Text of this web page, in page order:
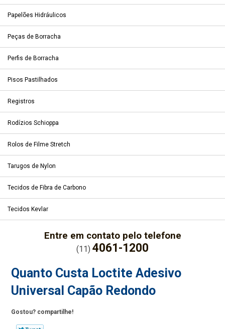
Papelões Hidráulicos
Peças de Borracha
Perfis de Borracha
Pisos Pastilhados
Registros
Rodízios Schioppa
Rolos de Filme Stretch
Tarugos de Nylon
Tecidos de Fibra de Carbono
Tecidos Kevlar
Entre em contato pelo telefone
(11) 4061-1200
Quanto Custa Loctite Adesivo
Universal Capão Redondo
Gostou? compartilhe!